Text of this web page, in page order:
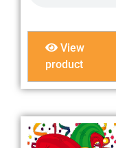
View
product